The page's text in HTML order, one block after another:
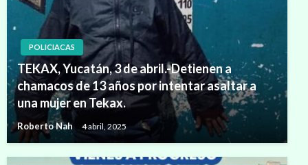
POLICIACAS
TEKAX, Yucatán, 3 de abril.-Detienen a
chamacos de 13 años por intentar asaltar a
una mujer en Tekax.
Roberto Nah 4 abril, 2025